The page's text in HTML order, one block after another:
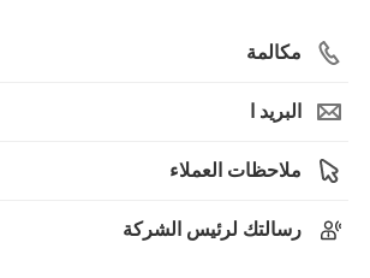
مكالمة
البريد ا
ملاحظات العملاء
رسالتك لرئيس الشركة